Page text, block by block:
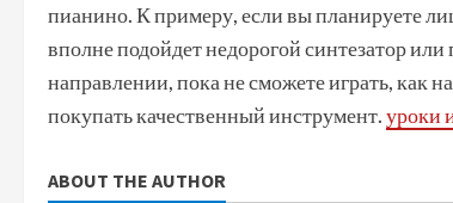
пианино. К примеру, если вы планируете
вполне подойдет недорогой синтезатор
направлении, пока не сможете играть, как
покупать качественный инструмент.уроки
ABOUT THE AUTHOR